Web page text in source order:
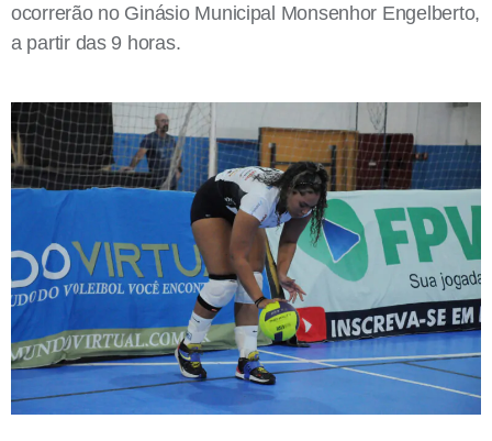
ocorrerão no Ginásio Municipal Monsenhor Engelberto,
a partir das 9 horas.